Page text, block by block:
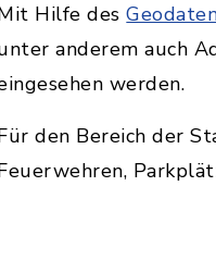
Hilfe des
anderem auch
werden.
den Bereich der